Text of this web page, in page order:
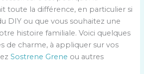
toute la différence, en particulier si
DIY ou que vous souhaitez une
histoire familiale. Voici quelques
de charme, à appliquer sur vos
Sostrene Grene ou autres